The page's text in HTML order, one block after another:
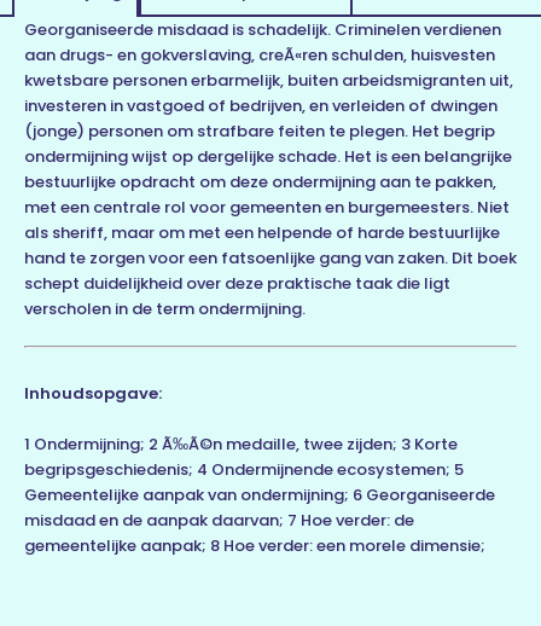
Georganiseerde misdaad is schadelijk. Criminelen verdienen
aan drugs- en gokverslaving, creÃ«ren schulden, huisvesten
kwetsbare personen erbarmelijk, buiten arbeidsmigranten uit,
investeren in vastgoed of bedrijven, en verleiden of dwingen
(jonge) personen om strafbare feiten te plegen. Het begrip
ondermijning wijst op dergelijke schade. Het is een belangrijke
bestuurlijke opdracht om deze ondermijning aan te pakken,
met een centrale rol voor gemeenten en burgemeesters. Niet
als sheriff, maar om met een helpende of harde bestuurlijke
hand te zorgen voor een fatsoenlijke gang van zaken. Dit boek
schept duidelijkheid over deze praktische taak die ligt
verscholen in de term ondermijning.
Inhoudsopgave:
1 Ondermijning; 2 Ã‰Ã©n medaille, twee zijden; 3 Korte
begripsgeschiedenis; 4 Ondermijnende ecosystemen; 5
Gemeentelijke aanpak van ondermijning; 6 Georganiseerde
misdaad en de aanpak daarvan; 7 Hoe verder: de
gemeentelijke aanpak; 8 Hoe verder: een morele dimensie;